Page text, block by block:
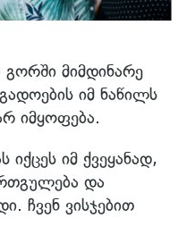
მიმდინარე
იმ ნაწილს
იმყოფება.
იქცეს იმ ქვეყანად,
და
ჩვენ ვისჯებით